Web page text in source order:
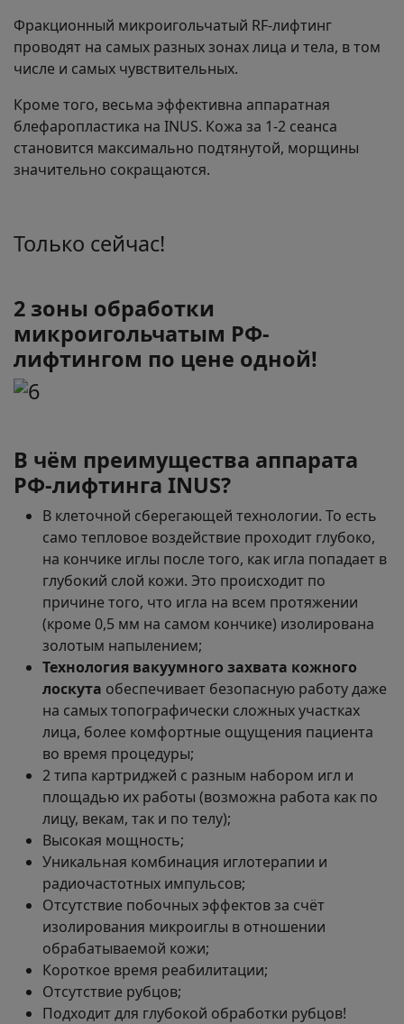
Фракционный микроигольчатый RF-лифтинг
проводят на самых разных зонах лица и тела, в том
числе и самых чувствительных.
Кроме того, весьма эффективна аппаратная
блефаропластика на INUS. Кожа за 1-2 сеанса
становится максимально подтянутой, морщины
значительно сокращаются.
Только сейчас!
2 зоны обработки
микроигольчатым РФ-
лифтингом по цене одной!
В чём преимущества аппарата
РФ-лифтинга INUS?
В клеточной сберегающей технологии. То есть
само тепловое воздействие проходит глубоко,
на кончике иглы после того, как игла попадает в
глубокий слой кожи. Это происходит по
причине того, что игла на всем протяжении
(кроме 0,5 мм на самом кончике) изолирована
золотым напылением;
Технология вакуумного захвата кожного
лоскута обеспечивает безопасную работу даже
на самых топографически сложных участках
лица, более комфортные ощущения пациента
во время процедуры;
2 типа картриджей с разным набором игл и
площадью их работы (возможна работа как по
лицу, векам, так и по телу);
Высокая мощность;
Уникальная комбинация иглотерапии и
радиочастотных импульсов;
Отсутствие побочных эффектов за счёт
изолирования микроиглы в отношении
обрабатываемой кожи;
Короткое время реабилитации;
Отсутствие рубцов;
Подходит для глубокой обработки рубцов!